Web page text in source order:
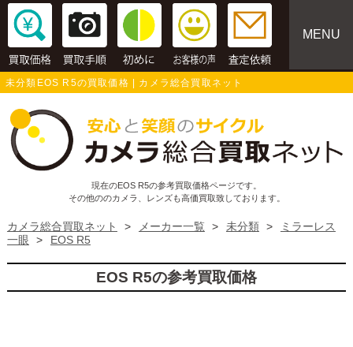
MENU
未分類EOS R5の買取価格 | カメラ総合買取ネット
現在のEOS R5の参考買取価格ページです。
その他ののカメラ、レンズも高価買取致しております。
カメラ総合買取ネット > メーカー一覧 > 未分類 >
ミラーレス
一眼
> EOS R5
EOS R5の参考買取価格